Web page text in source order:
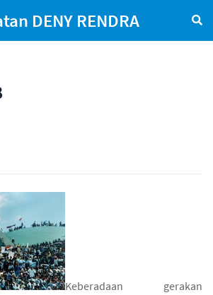
DENY RENDRA
Keberadaan gerakan